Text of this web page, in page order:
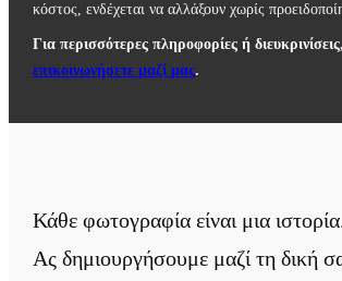
κόστος, ενδέχεται να αλλάξουν χωρίς
Για περισσότερες πληροφορίες ή
επικοινωνήσετε μαζί μας.
Κάθε φωτογραφία είναι μια
Ας δημιουργήσουμε μαζί τη δική